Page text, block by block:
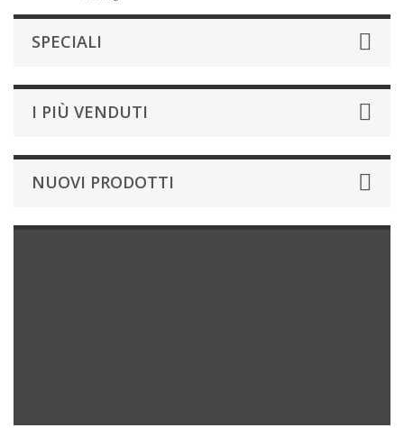
SPECIALI
I PIÙ VENDUTI
NUOVI PRODOTTI